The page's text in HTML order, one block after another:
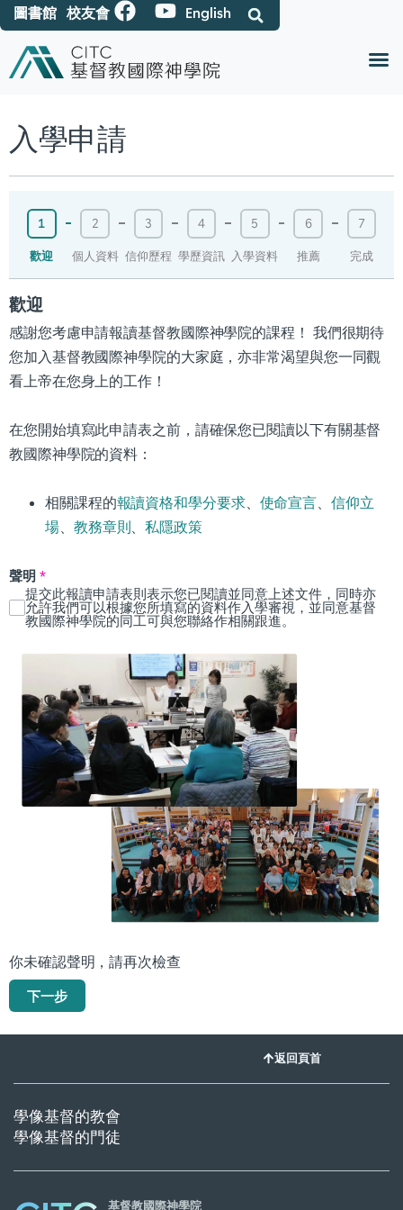
圖書館 校友會 English
入學申請
1
歡迎
2
個人資料
3
信仰歷程
4
學歷資訊
5
入學資料
6
推薦
7
完成
歡迎
感謝您考慮申請報讀基督教國際神學院的課程！ 我們很期待
您加入基督教國際神學院的大家庭，亦非常渴望與您一同觀
看上帝在您身上的工作！
在您開始填寫此申請表之前，請確保您已閱讀以下有關基督
教國際神學院的資料：
相關課程的報讀資格和學分要求、 使命宣言、信仰立
場、 教務章則、私隱政策
聲明 *
提交此報讀申請表則表示您已閱讀並同意上述文件，同時亦
允許我們可以根據您所填寫的資料作入學審視，並同意基督
教國際神學院的同工可與您聯絡作相關跟進。
你未確認聲明，請再次檢查
下一步
返回頁首
學像基督的教會
學像基督的門徒
基督教國際神學院